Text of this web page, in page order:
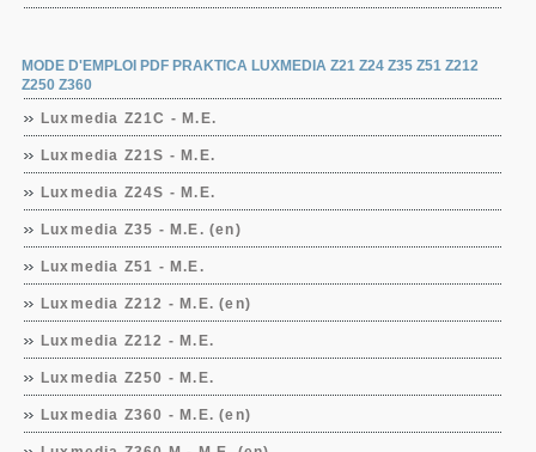
MODE D'EMPLOI PDF PRAKTICA LUXMEDIA Z21 Z24 Z35 Z51 Z212
Z250 Z360
Luxmedia Z21C - M.E.
Luxmedia Z21S - M.E.
Luxmedia Z24S - M.E.
Luxmedia Z35 - M.E. (en)
Luxmedia Z51 - M.E.
Luxmedia Z212 - M.E. (en)
Luxmedia Z212 - M.E.
Luxmedia Z250 - M.E.
Luxmedia Z360 - M.E. (en)